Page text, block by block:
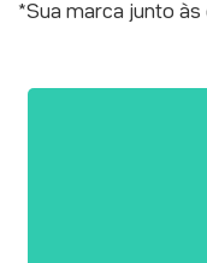
*Sua marca junto